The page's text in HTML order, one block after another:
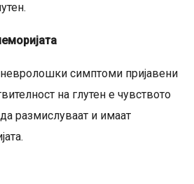
симптоми пријавени
на глутен е чувството
размислуваат и имаат